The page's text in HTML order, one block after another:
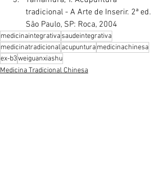
tradicional - A Arte de Inserir. 2ª ed.
São Paulo, SP: Roca, 2004
medicinaintegrativa saudeintegrativa
medicinatradicional acupuntura medicinachinesa
ex-b3weiguanxiashu
Medicina Tradicional Chinesa